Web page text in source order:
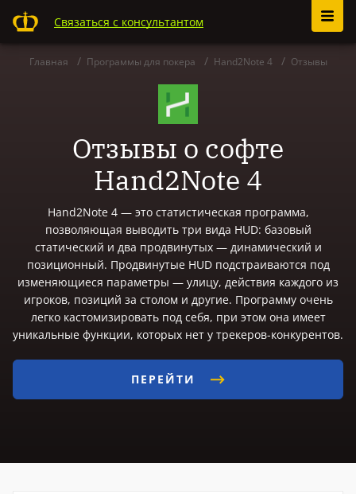
Связаться с консультантом
Главная Программы для покера Hand2Note 4 Отзывы
Отзывы о софте
Hand2Note 4
Hand2Note 4 — это статистическая программа,
позволяющая выводить три вида HUD: базовый
статический и два продвинутых — динамический и
позиционный. Продвинутые HUD подстраиваются под
изменяющиеся параметры — улицу, действия каждого из
игроков, позиций за столом и другие. Программу очень
легко кастомизировать под себя, при этом она имеет
уникальные функции, которых нет у трекеров-конкурентов.
ПЕРЕЙТИ